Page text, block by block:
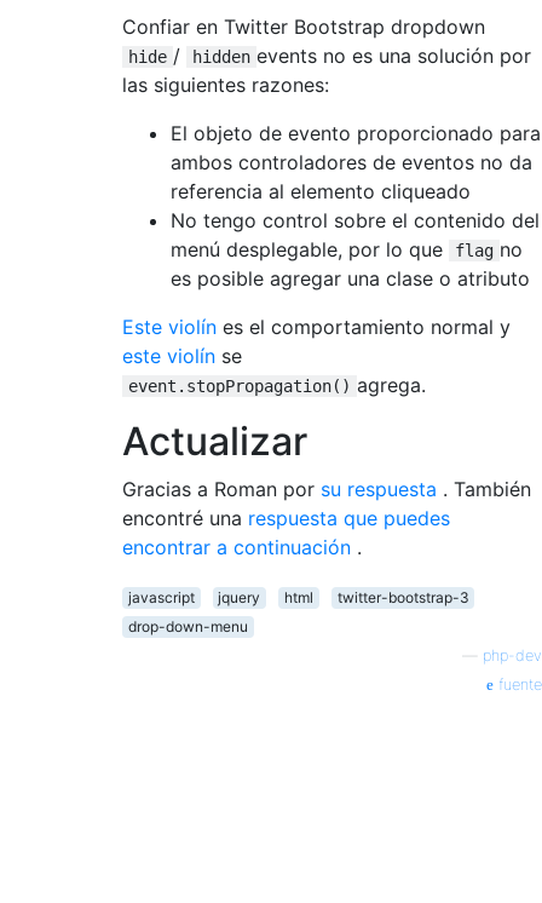
Confiar en Twitter Bootstrap dropdown
hide / hidden events no es una solución por
las siguientes razones:
El objeto de evento proporcionado para
ambos controladores de eventos no da
referencia al elemento cliqueado
No tengo control sobre el contenido del
menú desplegable, por lo que
flag no
es posible agregar una clase o atributo
Este violín es el comportamiento normal y
este violín se
event.stopPropagation() agrega.
Actualizar
Gracias a Roman por su respuesta . También
encontré una respuesta que puedes
encontrar a continuación .
javascript jquery html
twitter-bootstrap-3
drop-down-menu
php-dev
fuente